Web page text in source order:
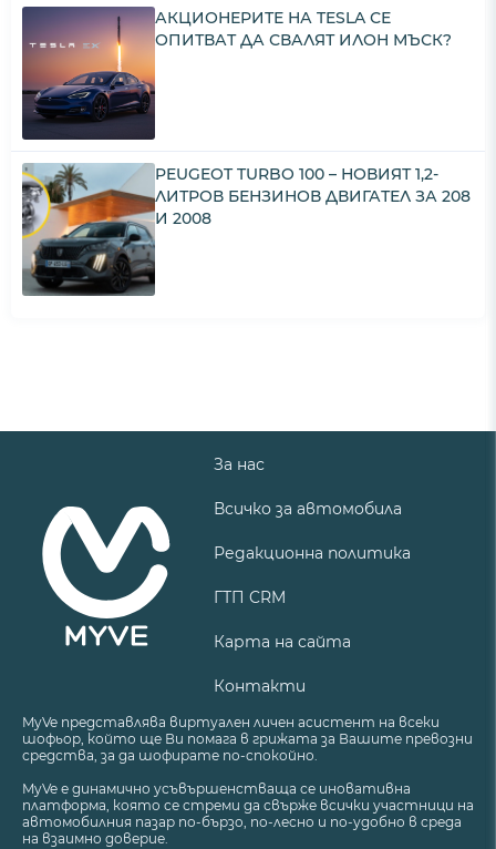
АКЦИОНЕРИТЕ НА TESLA СЕ
ОПИТВАТ ДА СВАЛЯТ ИЛОН МЪСК?
PEUGEOT TURBO 100 – НОВИЯТ 1,2-
ЛИТРОВ БЕНЗИНОВ ДВИГАТЕЛ ЗА 208
И 2008
За нас
Всичко за автомобила
Редакционна политика
ГТП CRM
Карта на сайта
Контакти
MyVe представлява виртуален личен асистент на всеки
шофьор, който ще Ви помага в грижата за Вашите превозни
средства, за да шофирате по-спокойно.
MyVe е динамично усъвършенстваща се иновативна
платформа, която се стреми да свърже всички участници на
автомобилния пазар по-бързо, по-лесно и по-удобно в среда
на взаимно доверие.